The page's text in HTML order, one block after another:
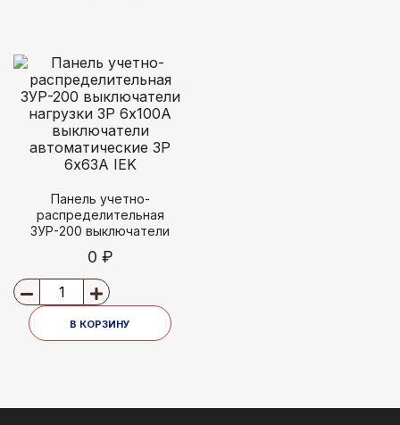
Панель учетно-
распределительная
ЗУР-200 выключатели
выключатели
автоматические 3Р 6х63А
IEK
0 ₽
В КОРЗИНУ